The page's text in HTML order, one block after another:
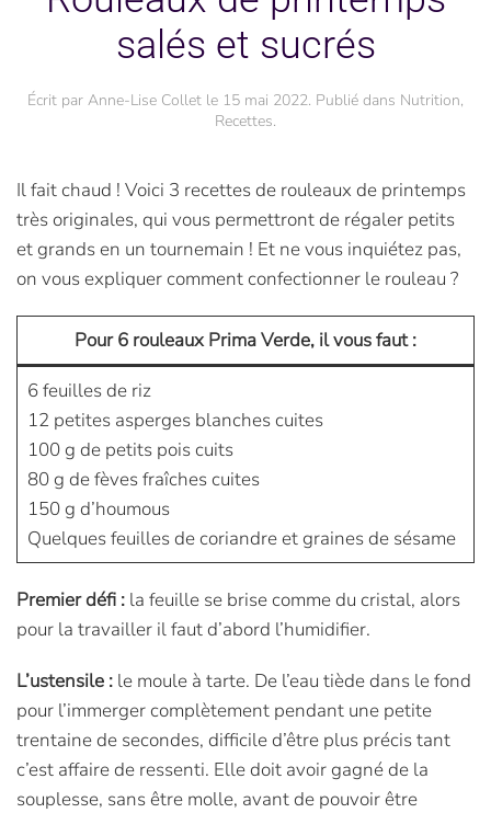
salés et sucrés
Écrit par Anne-Lise Collet le 15 mai 2022. Publié dans Nutrition,
Recettes.
Il fait chaud ! Voici 3 recettes de rouleaux de printemps
très originales, qui vous permettront de régaler petits
et grands en un tournemain ! Et ne vous inquiétez pas,
on vous expliquer comment confectionner le rouleau ?
Pour 6 rouleaux Prima Verde, il vous faut :
6 feuilles de riz
12 petites asperges blanches cuites
100 g de petits pois cuits
80 g de fèves fraîches cuites
150 g d’houmous
Quelques feuilles de coriandre et graines de sésame
Premier défi : la feuille se brise comme du cristal, alors
pour la travailler il faut d’abord l’humidifier.
L’ustensile : le moule à tarte. De l’eau tiède dans le fond
pour l’immerger complètement pendant une petite
trentaine de secondes, difficile d’être plus précis tant
c’est affaire de ressenti. Elle doit avoir gagné de la
souplesse, sans être molle, avant de pouvoir être